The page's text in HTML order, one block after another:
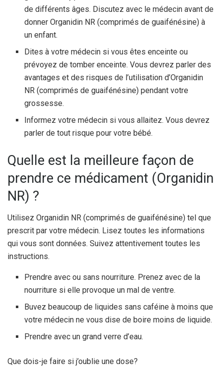
de différents âges. Discutez avec le médecin avant de
donner Organidin NR (comprimés de guaifénésine) à
un enfant.
Dites à votre médecin si vous êtes enceinte ou
prévoyez de tomber enceinte. Vous devrez parler des
avantages et des risques de l’utilisation d’Organidin
NR (comprimés de guaifénésine) pendant votre
grossesse.
Informez votre médecin si vous allaitez. Vous devrez
parler de tout risque pour votre bébé.
Quelle est la meilleure façon de
prendre ce médicament (Organidin
NR) ?
Utilisez Organidin NR (comprimés de guaifénésine) tel que
prescrit par votre médecin. Lisez toutes les informations
qui vous sont données. Suivez attentivement toutes les
instructions.
Prendre avec ou sans nourriture. Prenez avec de la
nourriture si elle provoque un mal de ventre.
Buvez beaucoup de liquides sans caféine à moins que
votre médecin ne vous dise de boire moins de liquide.
Prendre avec un grand verre d’eau.
Que dois-je faire si j’oublie une dose?